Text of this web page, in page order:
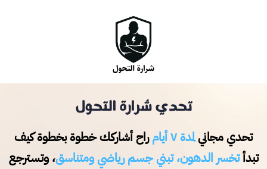
تحدي شرارة التحول
تحدي مجانيلمدة ٧ أيام
راح أشاركك خطوة بخطوة كيف
تبدأتخسر الدهون، تبني جسم رياضي ومتناسق، وتسترجع